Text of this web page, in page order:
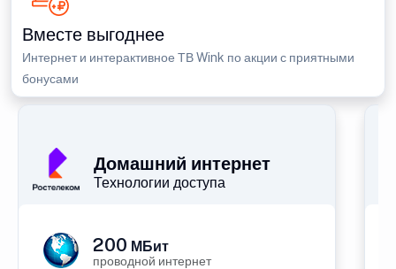
Вместе выгоднее
Интернет и интерактивное ТВ Wink по акции с приятными
бонусами
Домашний интернет
Технологии доступа
200 МБит
проводной интернет